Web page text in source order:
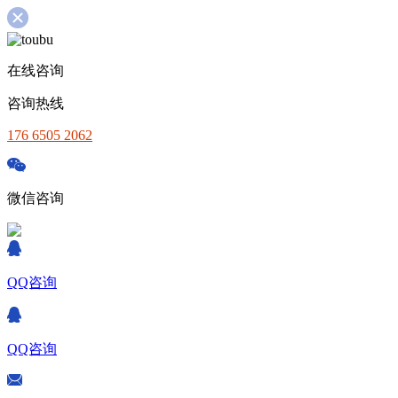
在线咨询
咨询热线
176 6505 2062
微信咨询
QQ咨询
QQ咨询